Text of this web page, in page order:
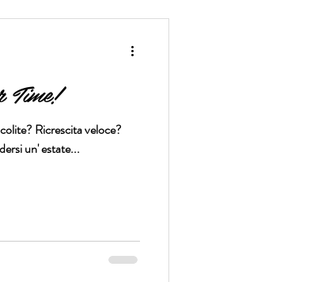
Time!
Ricrescita veloce?
significa godersi un' estate...